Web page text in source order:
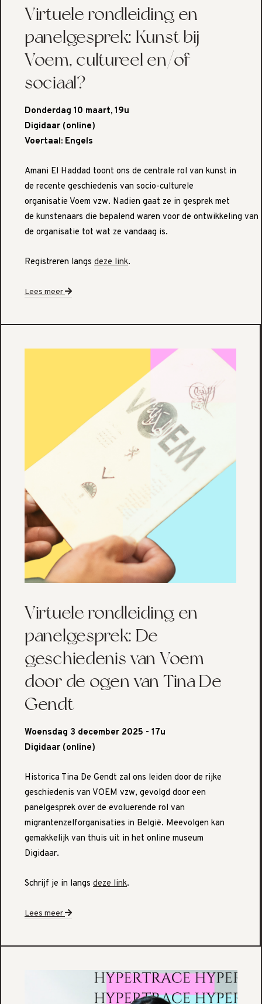
Virtuele rondleiding en
panelgesprek: Kunst bij
Voem, cultureel en/of
sociaal?
Donderdag 10 maart, 19u
Digidaar (online)
Voertaal: Engels
Amani El Haddad toont ons de centrale rol van kunst in
de recente geschiedenis van socio-culturele
organisatie Voem vzw. Nadien gaat ze in gesprek met
de kunstenaars die bepalend waren voor de ontwikkeling van
de organisatie tot wat ze vandaag is.
Registreren langs deze link.
Lees meer
Virtuele rondleiding en
panelgesprek: De
geschiedenis van Voem
door de ogen van Tina De
Gendt
Woensdag 3 december 2025 - 17u
Digidaar (online)
Historica Tina De Gendt zal ons leiden door de rijke
geschiedenis van VOEM vzw, gevolgd door een
panelgesprek over de evoluerende rol van
migrantenzelforganisaties in België. Meevolgen kan
gemakkelijk van thuis uit in het online museum
Digidaar.
Schrijf je in langs deze link.
Lees meer